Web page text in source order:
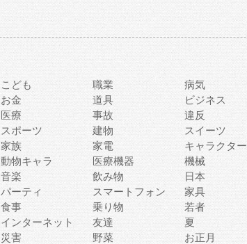
こども 職業 病気
お金 道具 ビジネス
医療 事故 違反
スポーツ 建物 スイーツ
家族 家電 キャラクター
動物キャラ 医療機器 機械
音楽 飲み物 日本
パーティ スマートフォン 家具
食事 乗り物 若者
インターネット 友達 夏
災害 野菜 お正月